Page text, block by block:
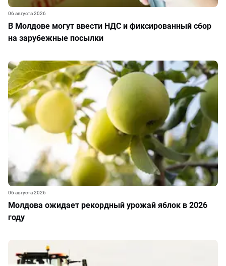
В Молдове могут ввести НДС и фиксированный сбор
на зарубежные посылки
06 августа 2026
Молдова ожидает рекордный урожай яблок в 2026
году
06 августа 2026